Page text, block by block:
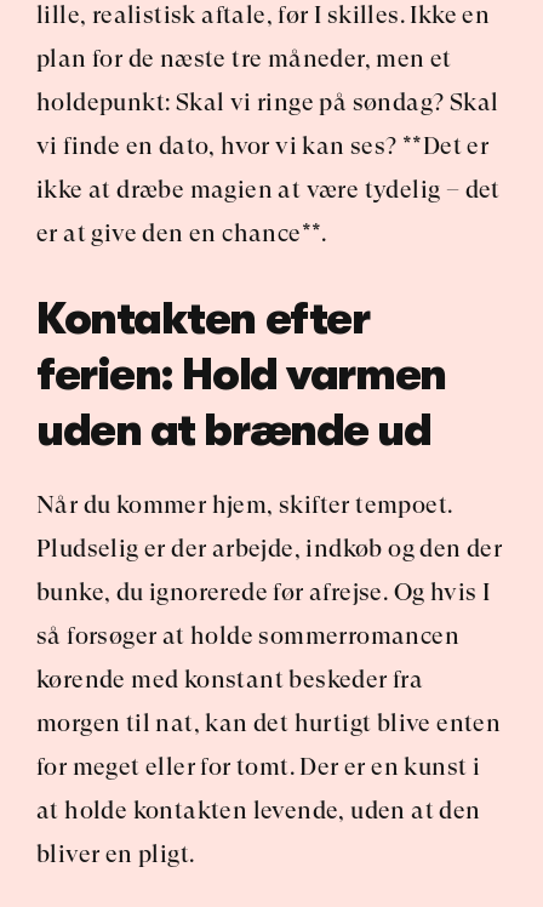
lille, realistisk aftale, før I skilles. Ikke en
plan for de næste tre måneder, men et
holdepunkt: Skal vi ringe på søndag? Skal
vi finde en dato, hvor vi kan ses? **Det er
ikke at dræbe magien at være tydelig – det
er at give den en chance**.
Kontakten efter
ferien: Hold varmen
uden at brænde ud
Når du kommer hjem, skifter tempoet.
Pludselig er der arbejde, indkøb og den der
bunke, du ignorerede før afrejse. Og hvis I
så forsøger at holde sommerromancen
kørende med konstant beskeder fra
morgen til nat, kan det hurtigt blive enten
for meget eller for tomt. Der er en kunst i
at holde kontakten levende, uden at den
bliver en pligt.